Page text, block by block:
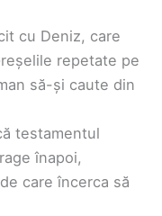
cu Deniz, care
repetate pe
să-și caute din
testamentul
înapoi,
care încerca să